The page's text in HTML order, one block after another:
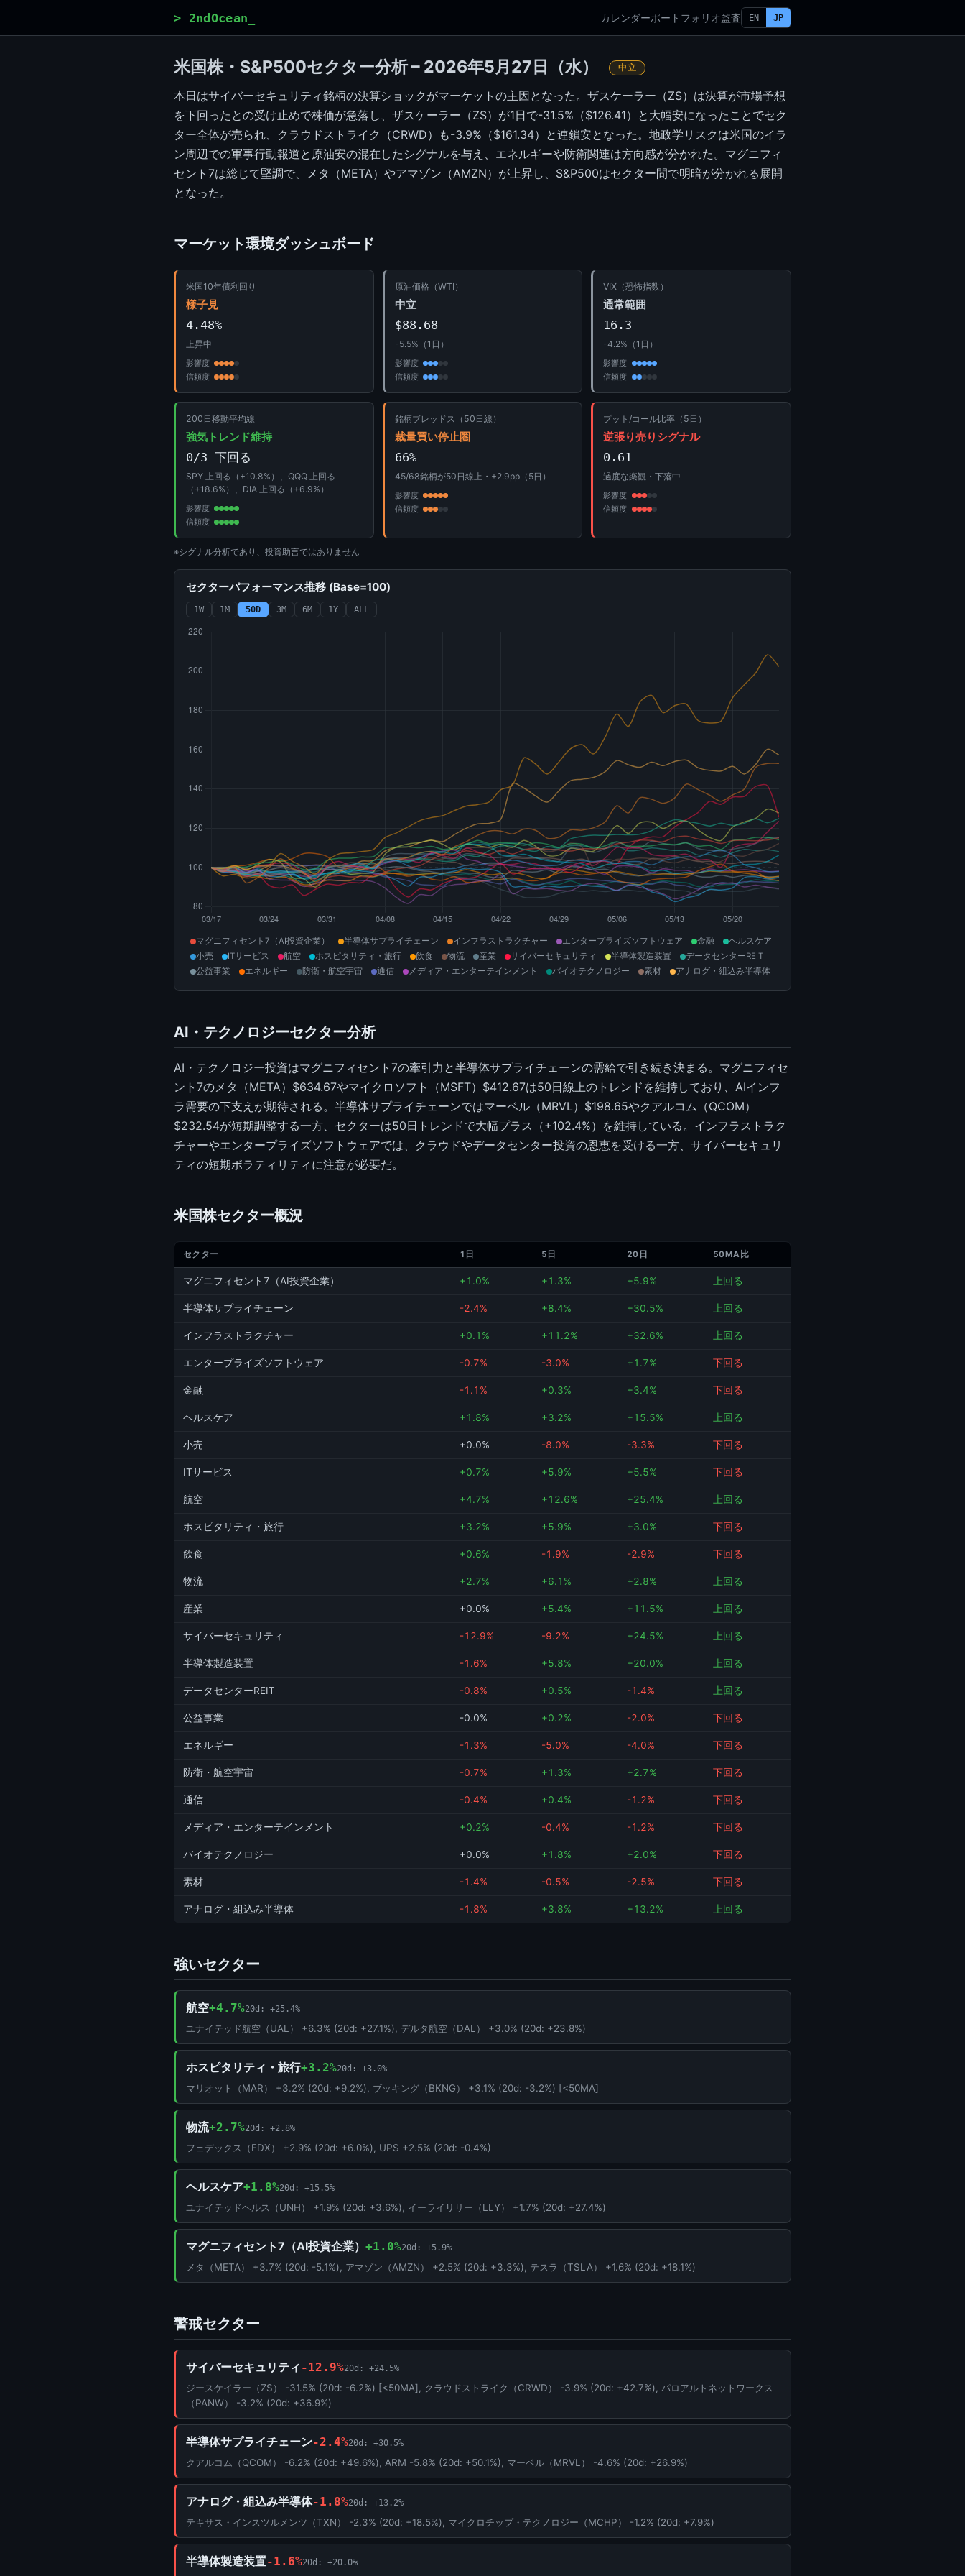
> 2ndOcean_ カレンダーポートフォリオ監査 EN JP
米国株・S&P500セクター分析 – 2026年5月27日（水） 中立
本日はサイバーセキュリティ銘柄の決算ショックがマーケットの主因となった。ザスケーラー（ZS）は決算が市場予想
を下回ったとの受け止めで株価が急落し、ザスケーラー（ZS）が1日で-31.5%（$126.41）と大幅安になったことでセク
ター全体が売られ、クラウドストライク（CRWD）も-3.9%（$161.34）と連鎖安となった。地政学リスクは米国のイラ
ン周辺での軍事行動報道と原油安の混在したシグナルを与え、エネルギーや防衛関連は方向感が分かれた。マグニフィ
セント7は総じて堅調で、メタ（META）やアマゾン（AMZN）が上昇し、S&P500はセクター間で明暗が分かれる展開
となった。
マーケット環境ダッシュボード
米国10年債利回り
様子見
4.48%
上昇中
影響度
信頼度
原油価格（WTI）
中立
$88.68
-5.5%（1日）
影響度
信頼度
VIX（恐怖指数）
通常範囲
16.3
-4.2%（1日）
影響度
信頼度
200日移動平均線
強気トレンド維持
0/3 下回る
SPY 上回る（+10.8%）、QQQ 上回る
（+18.6%）、DIA 上回る（+6.9%）
影響度
信頼度
銘柄ブレッドス（50日線）
裁量買い停止圏
66%
45/68銘柄が50日線上・+2.9pp（5日）
影響度
信頼度
プット/コール比率（5日）
逆張り売りシグナル
0.61
過度な楽観・下落中
影響度
信頼度
※シグナル分析であり、投資助言ではありません
セクターパフォーマンス推移 (Base=100)
1W 1M 50D 3M 6M 1Y ALL
マグニフィセント7（AI投資企業） 半導体サプライチェーン インフラストラクチャー エンタープライズソフトウェア 金融
ヘルスケア
小売
ITサービス 航空 ホスピタリティ・旅行 飲食 物流 産業 サイバーセキュリティ 半導体製造装置
データセンターREIT
公益事業
エネルギー 防衛・航空宇宙 通信 メディア・エンターテインメント バイオテクノロジー 素材 アナログ・組込み半導体
AI・テクノロジーセクター分析
AI・テクノロジー投資はマグニフィセント7の牽引力と半導体サプライチェーンの需給で引き続き決まる。マグニフィセ
ント7のメタ（META）$634.67やマイクロソフト（MSFT）$412.67は50日線上のトレンドを維持しており、AIインフ
ラ需要の下支えが期待される。半導体サプライチェーンではマーベル（MRVL）$198.65やクアルコム（QCOM）
$232.54が短期調整する一方、セクターは50日トレンドで大幅プラス（+102.4%）を維持している。インフラストラク
チャーやエンタープライズソフトウェアでは、クラウドやデータセンター投資の恩恵を受ける一方、サイバーセキュリ
ティの短期ボラティリティに注意が必要だ。
米国株セクター概況
セクター 1日 5日 20日 50MA比
マグニフィセント7（AI投資企業） +1.0% +1.3% +5.9% 上回る
半導体サプライチェーン -2.4% +8.4% +30.5% 上回る
インフラストラクチャー +0.1% +11.2% +32.6% 上回る
エンタープライズソフトウェア -0.7% -3.0% +1.7% 下回る
金融 -1.1% +0.3% +3.4% 下回る
ヘルスケア +1.8% +3.2% +15.5% 上回る
小売 +0.0% -8.0% -3.3% 下回る
ITサービス +0.7% +5.9% +5.5% 下回る
航空 +4.7% +12.6% +25.4% 上回る
ホスピタリティ・旅行 +3.2% +5.9% +3.0% 下回る
飲食 +0.6% -1.9% -2.9% 下回る
物流 +2.7% +6.1% +2.8% 上回る
産業 +0.0% +5.4% +11.5% 上回る
サイバーセキュリティ -12.9% -9.2% +24.5% 上回る
半導体製造装置 -1.6% +5.8% +20.0% 上回る
データセンターREIT -0.8% +0.5% -1.4% 上回る
公益事業 -0.0% +0.2% -2.0% 下回る
エネルギー -1.3% -5.0% -4.0% 下回る
防衛・航空宇宙 -0.7% +1.3% +2.7% 下回る
通信 -0.4% +0.4% -1.2% 下回る
メディア・エンターテインメント +0.2% -0.4% -1.2% 下回る
バイオテクノロジー +0.0% +1.8% +2.0% 下回る
素材 -1.4% -0.5% -2.5% 下回る
アナログ・組込み半導体 -1.8% +3.8% +13.2% 上回る
強いセクター
航空+4.7%20d: +25.4%
ユナイテッド航空（UAL） +6.3% (20d: +27.1%), デルタ航空（DAL） +3.0% (20d: +23.8%)
ホスピタリティ・旅行+3.2%20d: +3.0%
マリオット（MAR） +3.2% (20d: +9.2%), ブッキング（BKNG） +3.1% (20d: -3.2%) [<50MA]
物流+2.7%20d: +2.8%
フェデックス（FDX） +2.9% (20d: +6.0%), UPS +2.5% (20d: -0.4%)
ヘルスケア+1.8%20d: +15.5%
ユナイテッドヘルス（UNH） +1.9% (20d: +3.6%), イーライリリー（LLY） +1.7% (20d: +27.4%)
マグニフィセント7（AI投資企業） +1.0%20d: +5.9%
メタ（META） +3.7% (20d: -5.1%), アマゾン（AMZN） +2.5% (20d: +3.3%), テスラ（TSLA） +1.6% (20d: +18.1%)
警戒セクター
サイバーセキュリティ -12.9%20d: +24.5%
ジースケイラー（ZS） -31.5% (20d: -6.2%) [<50MA], クラウドストライク（CRWD） -3.9% (20d: +42.7%), パロアルトネットワークス
（PANW） -3.2% (20d: +36.9%)
半導体サプライチェーン-2.4%20d: +30.5%
クアルコム（QCOM） -6.2% (20d: +49.6%), ARM -5.8% (20d: +50.1%), マーベル（MRVL） -4.6% (20d: +26.9%)
アナログ・組込み半導体-1.8%20d: +13.2%
テキサス・インスツルメンツ（TXN） -2.3% (20d: +18.5%), マイクロチップ・テクノロジー（MCHP） -1.2% (20d: +7.9%)
半導体製造装置-1.6%20d: +20.0%